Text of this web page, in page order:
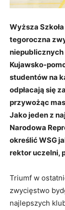
Wyższa
tegoroczna
Kujawsko-
studentów na
odpłacają się
przywożąc
Jako jeden z
Narodowa
określić WSG
rektor uczelni,
Triumf w
zwycięstwo
najlepszych